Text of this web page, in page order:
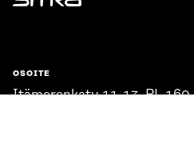
Sitra
OSOITE
Itämerenkatu 11-13, PL 160,